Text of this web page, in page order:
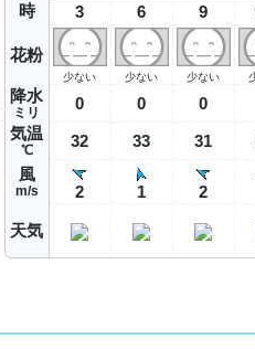
時
花粉
降水
ミリ
気温
℃
風
m/s
天気
3
少ない
0
32
2
6
少ない
0
33
1
9
少ない
0
31
2